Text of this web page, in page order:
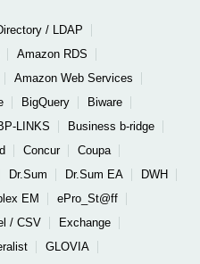
/ LDAP
Amazon RDS
Amazon Web Services
BigQuery
Biware
LINKS
Business b-ridge
Concur
Coupa
Dr.Sum Dr.Sum EA
DWH
EM
ePro_St@ff
/ CSV
Exchange
GLOVIA